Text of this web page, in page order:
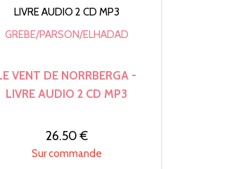
GREBE/PARSON/ELHADAD
VENT DE NORRBERGA -
LIVRE AUDIO 2 CD MP3
26.50 €
Sur commande